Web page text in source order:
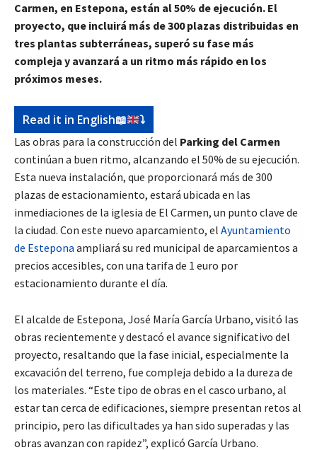
Carmen, en Estepona, están al 50% de ejecución. El
proyecto, que incluirá más de 300 plazas distribuidas en
tres plantas subterráneas, superó su fase más
compleja y avanzará a un ritmo más rápido en los
próximos meses.
Read it in English📖 ⤵️
Las obras para la construcción del Parking del Carmen
continúan a buen ritmo, alcanzando el 50% de su ejecución.
Esta nueva instalación, que proporcionará más de 300
plazas de estacionamiento, estará ubicada en las
inmediaciones de la iglesia de El Carmen, un punto clave de
la ciudad. Con este nuevo aparcamiento, el Ayuntamiento
de Estepona ampliará su red municipal de aparcamientos a
precios accesibles, con una tarifa de 1 euro por
estacionamiento durante el día.
El alcalde de Estepona, José María García Urbano, visitó las
obras recientemente y destacó el avance significativo del
proyecto, resaltando que la fase inicial, especialmente la
excavación del terreno, fue compleja debido a la dureza de
los materiales. “Este tipo de obras en el casco urbano, al
estar tan cerca de edificaciones, siempre presentan retos al
principio, pero las dificultades ya han sido superadas y las
obras avanzan con rapidez”, explicó García Urbano.